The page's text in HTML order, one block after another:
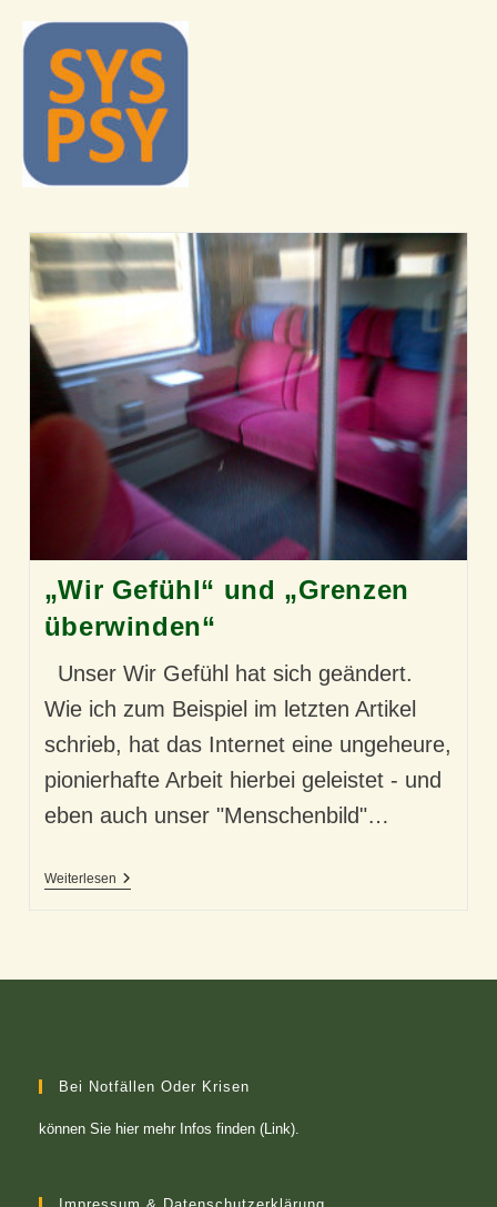
„Wir Gefühl“ und „Grenzen
überwinden“
Unser Wir Gefühl hat sich geändert.
Wie ich zum Beispiel im letzten Artikel
schrieb, hat das Internet eine ungeheure,
pionierhafte Arbeit hierbei geleistet - und
eben auch unser "Menschenbild"…
Weiterlesen„Wir
Bei Notfällen Oder Krisen
können Sie hier mehr Infos finden (Link).